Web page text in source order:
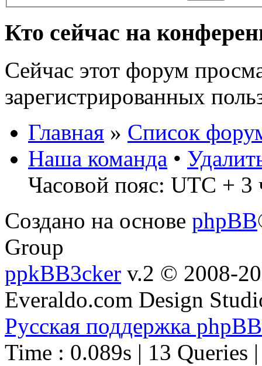
Кто сейчас на
Сейчас этот форум
зарегистрированных
Главная » Список
Наша команда •
Часовой пояс: UTC + 3
Создано на основе phpBB
Group
ppkBB3cker v.2 © 2008-
Everaldo.com Design
Русская поддержка phpBB
Time : 0.089s | 13 Queries